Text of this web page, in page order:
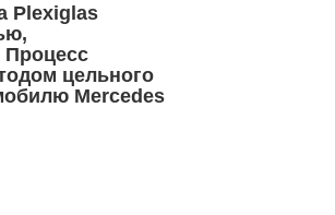
Plexiglas
Процесс
цельного
Mercedes